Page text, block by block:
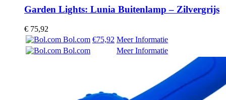
Garden Lights: Lunia Buitenlamp – Zilvergrijs
€ 75,92
Bol.com €75,92 Meer Informatie
Bol.com
Meer Informatie